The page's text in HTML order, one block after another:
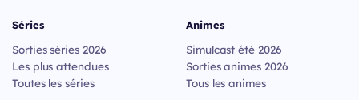
Séries
Sorties séries 2026
Les plus attendues
Toutes les séries
Animes
Simulcast été 2026
Sorties animes 2026
Tous les animes